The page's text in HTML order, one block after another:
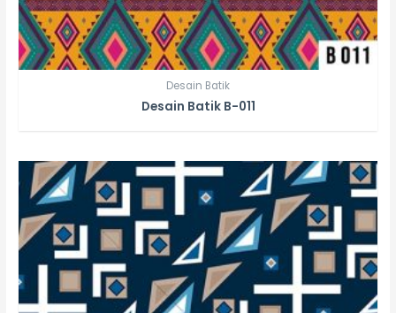
Desain Batik
Desain Batik B-011